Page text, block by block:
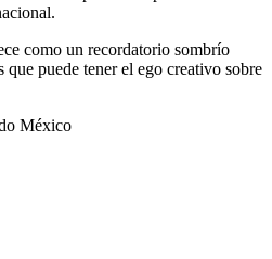
como un recordatorio sombrío
que puede tener el ego creativo sobre
México